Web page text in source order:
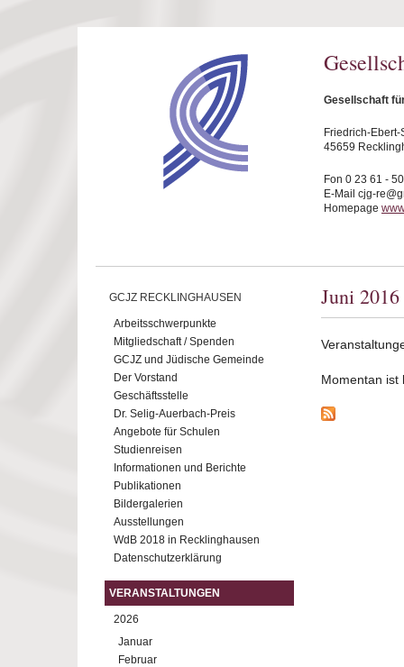
Gesellschaft
Friedrich-Ebert-
45659
Fon 0 23 61 -
E-Mail cjg-
Homepage
GCJZ RECKLINGHAUSEN
Arbeitsschwerpunkte
Mitgliedschaft / Spenden
GCJZ und Jüdische Gemeinde
Der Vorstand
Geschäftsstelle
Dr. Selig-Auerbach-Preis
Angebote für Schulen
Studienreisen
Informationen und Berichte
Publikationen
Bildergalerien
Ausstellungen
WdB 2018 in Recklinghausen
Datenschutzerklärung
VERANSTALTUNGEN
2026
Januar
Februar
Juni 2016
Momentan ist